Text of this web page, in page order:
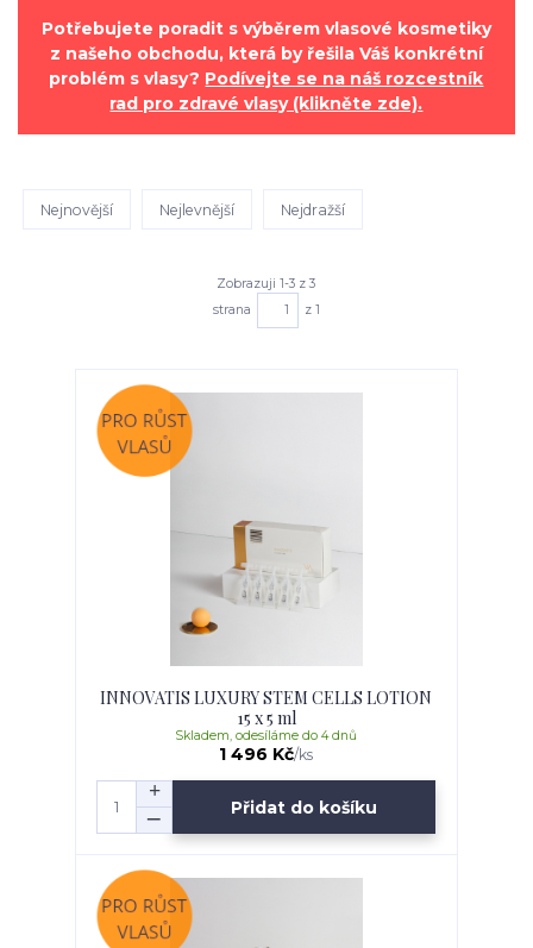
Potřebujete poradit s výběrem vlasové kosmetiky
z našeho obchodu, která by řešila Váš konkrétní
problém s vlasy? Podívejte se na náš rozcestník
rad pro zdravé vlasy (klikněte zde).
Nejnovější Nejlevnější Nejdražší
Zobrazuji 1-3 z 3
strana
z 1
INNOVATIS LUXURY STEM CELLS LOTION
15 x 5 ml
1 496 Kč/ks
Skladem, odesíláme do 4 dnů
Přidat do košíku